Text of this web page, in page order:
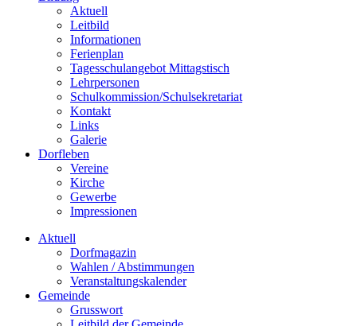
Aktuell
Leitbild
Informationen
Ferienplan
Tagesschulangebot Mittagstisch
Lehrpersonen
Schulkommission/Schulsekretariat
Kontakt
Links
Galerie
Dorfleben
Vereine
Kirche
Gewerbe
Impressionen
Aktuell
Dorfmagazin
Wahlen / Abstimmungen
Veranstaltungskalender
Gemeinde
Grusswort